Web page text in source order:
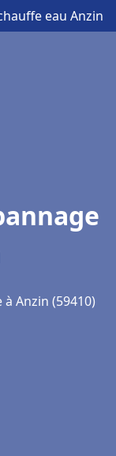
eau Anzin
Anzin (59410)